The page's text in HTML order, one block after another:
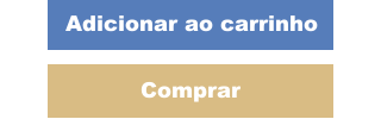
Adicionar ao carrinho
Comprar